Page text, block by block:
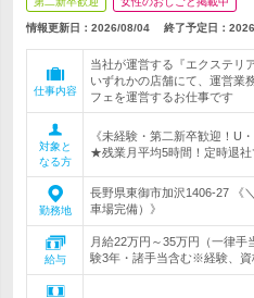
情報更新日：2026/08/04 終了予定日：
仕事内容
当社が運営する『エクステリ
いずれかの店舗にて、運営業
フェを運営するお仕事です
対象と
なる方
《未経験・第二新卒歓迎！U
★残業月平均5時間！定時退
勤務地
長野県東御市加沢1406-27 《
車場完備）》
給与
月給22万円～35万円（一律
験3年・諸手当含む※経験、資